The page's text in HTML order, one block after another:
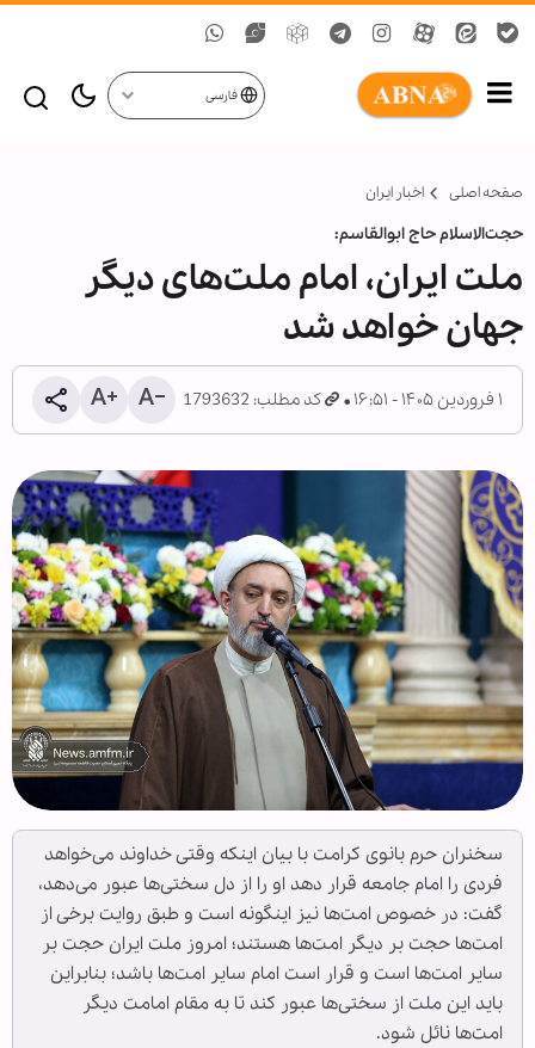
فارسی
صفحه اصلی اخبار ایران
حجت‌الاسلام حاج ابوالقاسم:
ملت ایران، امام ملت‌های دیگر
جهان خواهد شد
۱ فروردین ۱۴۰۵ - ۱۶:۵۱ کد مطلب: 1793632
سخنران حرم بانوی کرامت با بیان اینکه وقتی خداوند می‌خواهد
فردی را امام جامعه قرار دهد او را از دل سختی‌ها عبور می‌دهد،
گفت: در خصوص امت‌ها نیز اینگونه است و طبق روایت برخی از
امت‌ها حجت بر دیگر امت‌ها هستند؛ امروز ملت ایران حجت بر
سایر امت‌ها است و قرار است امام سایر امت‌ها باشد؛ بنابراین
باید این ملت از سختی‌ها عبور کند تا به مقام امامت دیگر
امت‌ها نائل شود.